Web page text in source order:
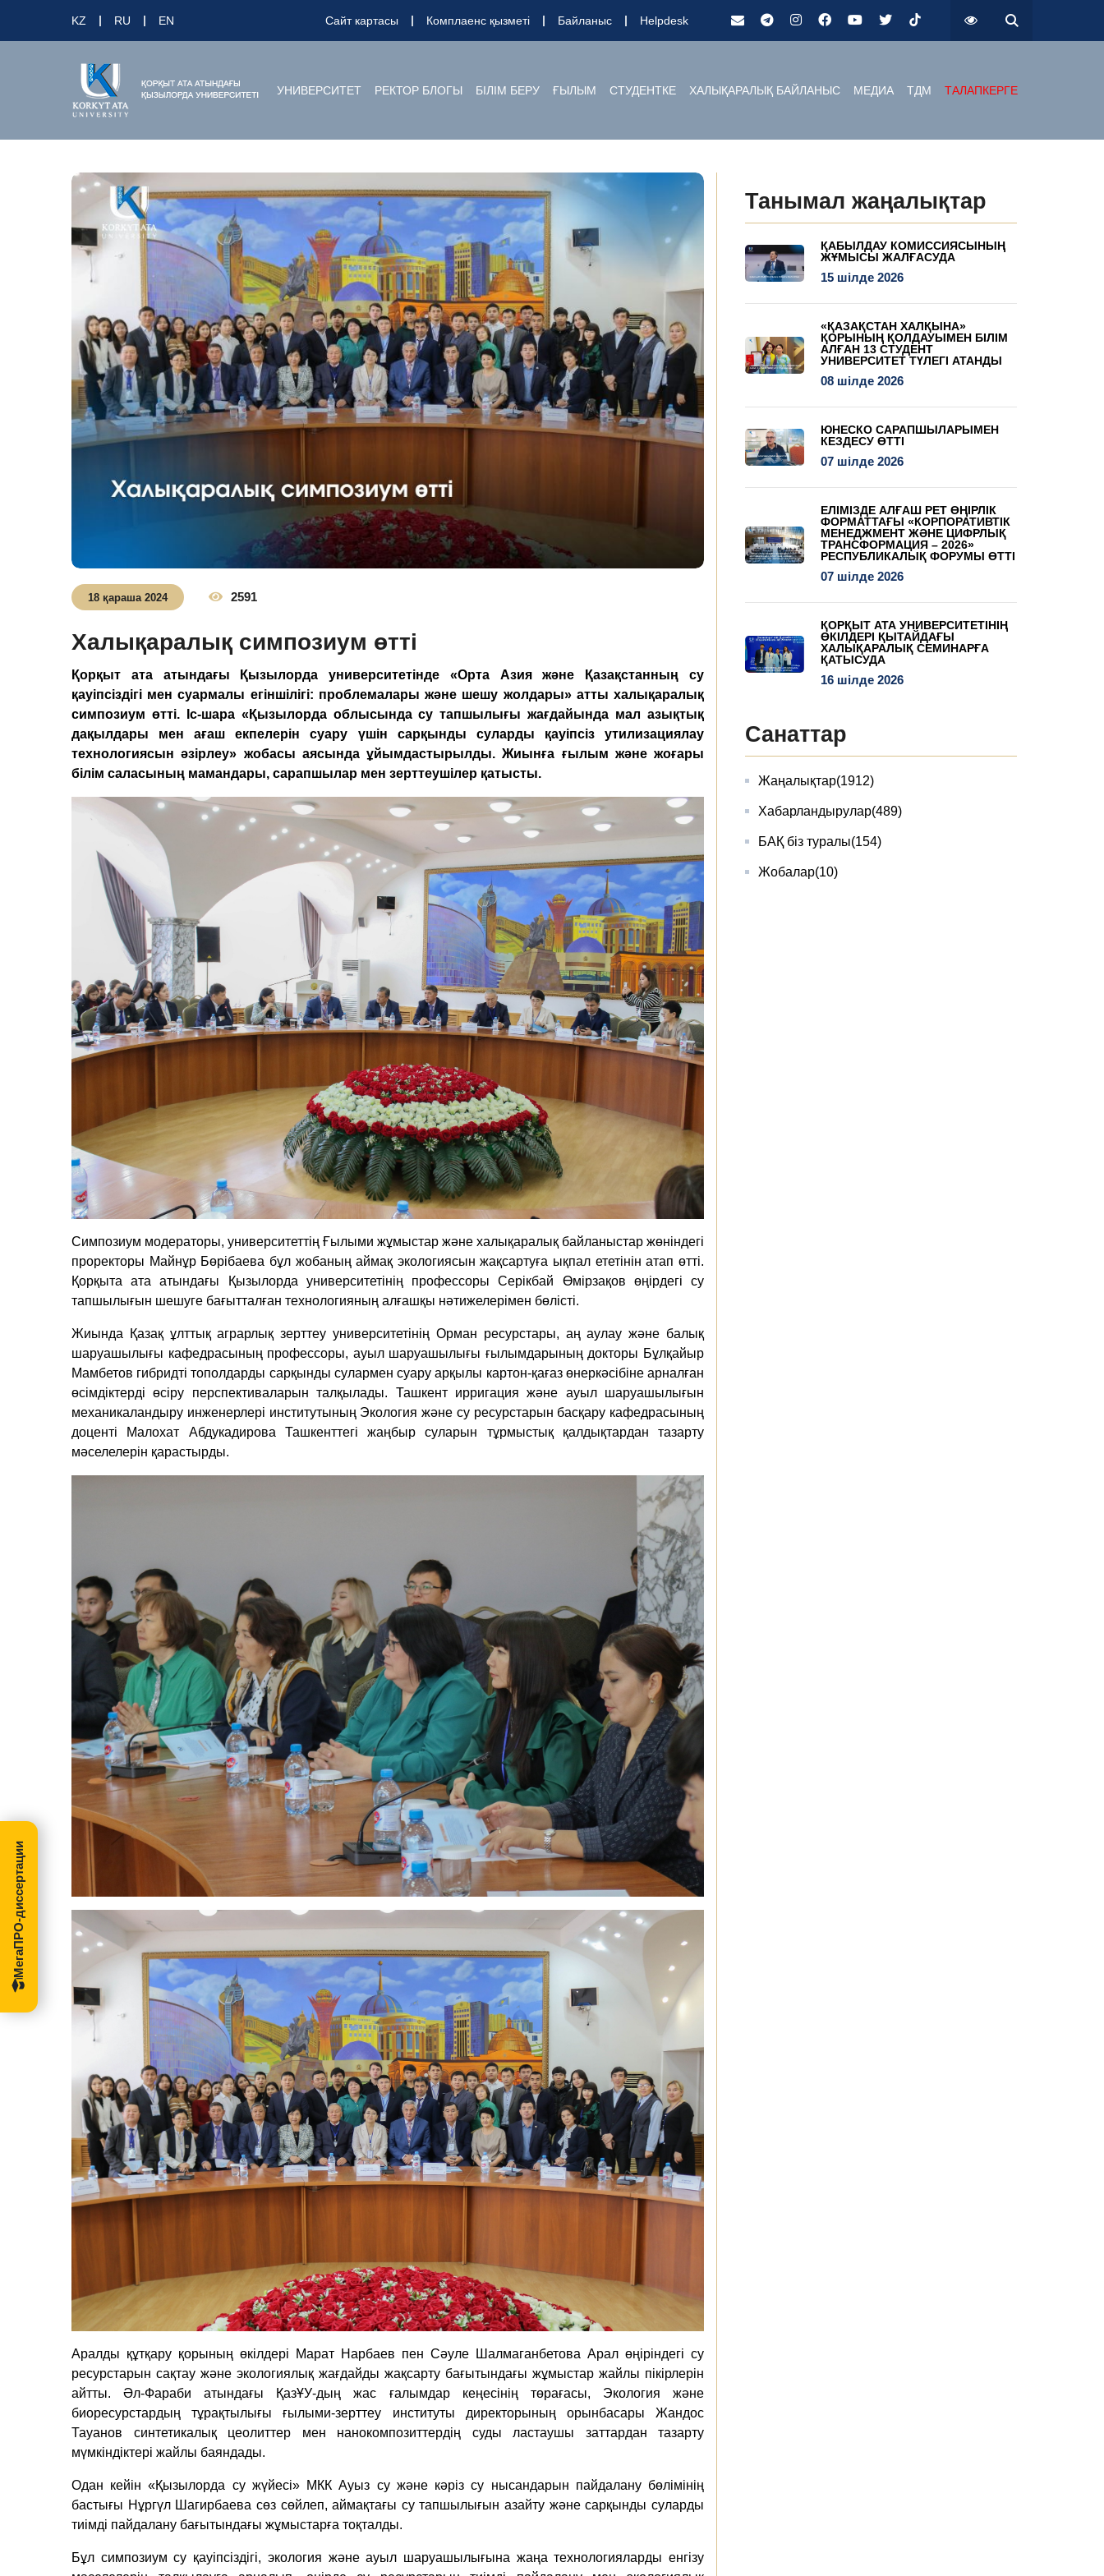
KZ RU EN Сайт картасы Комплаенс қызметі Байланыс Helpdesk
УНИВЕРСИТЕТ РЕКТОР БЛОГЫ БІЛІМ БЕРУ ҒЫЛЫМ СТУДЕНТКЕ ХАЛЫҚАРАЛЫҚ БАЙЛАНЫС МЕДИА ТДМ ТАЛАПКЕРГЕ
18 қараша 2024 2591
Халықаралық симпозиум өтті
Қорқыт ата атындағы Қызылорда университетінде «Орта Азия және Қазақстанның су
қауіпсіздігі мен суармалы егіншілігі: проблемалары және шешу жолдары» атты халықаралық
симпозиум өтті. Іс-шара «Қызылорда облысында су тапшылығы жағдайында мал азықтық
дақылдары мен ағаш екпелерін суару үшін сарқынды суларды қауіпсіз утилизациялау
технологиясын әзірлеу» жобасы аясында ұйымдастырылды. Жиынға ғылым және жоғары
білім саласының мамандары, сарапшылар мен зерттеушілер қатысты.
Симпозиум модераторы, университеттің Ғылыми жұмыстар және халықаралық байланыстар жөніндегі
проректоры Майнұр Бөрібаева бұл жобаның аймақ экологиясын жақсартуға ықпал ететінін атап өтті.
Қорқыта ата атындағы Қызылорда университетінің профессоры Серікбай Өмірзақов өңірдегі су
тапшылығын шешуге бағытталған технологияның алғашқы нәтижелерімен бөлісті.
Жиында Қазақ ұлттық аграрлық зерттеу университетінің Орман ресурстары, аң аулау және балық
шаруашылығы кафедрасының профессоры, ауыл шаруашылығы ғылымдарының докторы Бұлқайыр
Мамбетов гибридті тополдарды сарқынды сулармен суару арқылы картон-қағаз өнеркәсібіне арналған
өсімдіктерді өсіру перспективаларын талқылады. Ташкент ирригация және ауыл шаруашылығын
механикаландыру инженерлері институтының Экология және су ресурстарын басқару кафедрасының
доценті Малохат Абдукадирова Ташкенттегі жаңбыр суларын тұрмыстық қалдықтардан тазарту
мәселелерін қарастырды.
Аралды құтқару қорының өкілдері Марат Нарбаев пен Сәуле Шалмаганбетова Арал өңіріндегі су
ресурстарын сақтау және экологиялық жағдайды жақсарту бағытындағы жұмыстар жайлы пікірлерін
айтты. Әл-Фараби атындағы ҚазҰУ-дың жас ғалымдар кеңесінің төрағасы, Экология және
биоресурстардың тұрақтылығы ғылыми-зерттеу институты директорының орынбасары Жандос
Тауанов синтетикалық цеолиттер мен нанокомпозиттердің суды ластаушы заттардан тазарту
мүмкіндіктері жайлы баяндады.
Одан кейін «Қызылорда су жүйесі» МКК Ауыз су және кәріз су нысандарын пайдалану бөлімінің
бастығы Нұргүл Шагирбаева сөз сөйлеп, аймақтағы су тапшылығын азайту және сарқынды суларды
тиімді пайдалану бағытындағы жұмыстарға тоқталды.
Бұл симпозиум су қауіпсіздігі, экология және ауыл шаруашылығына жаңа технологияларды енгізу
Танымал жаңалықтар
ҚАБЫЛДАУ КОМИССИЯСЫНЫҢ
ЖҰМЫСЫ ЖАЛҒАСУДА
15 шілде 2026
«ҚАЗАҚСТАН ХАЛҚЫНА»
ҚОРЫНЫҢ ҚОЛДАУЫМЕН БІЛІМ
АЛҒАН 13 СТУДЕНТ
УНИВЕРСИТЕТ ТҮЛЕГІ АТАНДЫ
08 шілде 2026
ЮНЕСКО САРАПШЫЛАРЫМЕН
КЕЗДЕСУ ӨТТІ
07 шілде 2026
ЕЛІМІЗДЕ АЛҒАШ РЕТ ӨҢІРЛІК
ФОРМАТТАҒЫ «КОРПОРАТИВТІК
МЕНЕДЖМЕНТ ЖӘНЕ ЦИФРЛЫҚ
ТРАНСФОРМАЦИЯ – 2026»
РЕСПУБЛИКАЛЫҚ ФОРУМЫ ӨТТІ
07 шілде 2026
ҚОРҚЫТ АТА УНИВЕРСИТЕТІНІҢ
ӨКІЛДЕРІ ҚЫТАЙДАҒЫ
ХАЛЫҚАРАЛЫҚ СЕМИНАРҒА
ҚАТЫСУДА
16 шілде 2026
Санаттар
Жаңалықтар(1912)
Хабарландырулар(489)
БАҚ біз туралы(154)
Жобалар(10)
МегаПРО-диссертации